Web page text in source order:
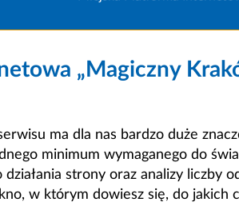
„Magiczny
ma dla nas bardzo duże
minimum wymaganego do
strony oraz analizy liczby
w którym dowiesz się, do